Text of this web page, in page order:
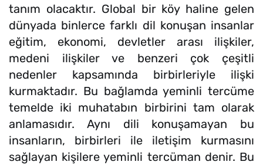
tanım olacaktır. Global bir köy haline gelen
dünyada binlerce farklı dil konuşan insanlar
eğitim, ekonomi, devletler arası ilişkiler,
medeni ilişkiler ve benzeri çok çeşitli
nedenler kapsamında birbirleriyle ilişki
kurmaktadır. Bu bağlamda yeminli tercüme
temelde iki muhatabın birbirini tam olarak
anlamasıdır. Aynı dili konuşamayan bu
insanların, birbirleri ile iletişim kurmasını
sağlayan kişilere yeminli tercüman denir. Bu